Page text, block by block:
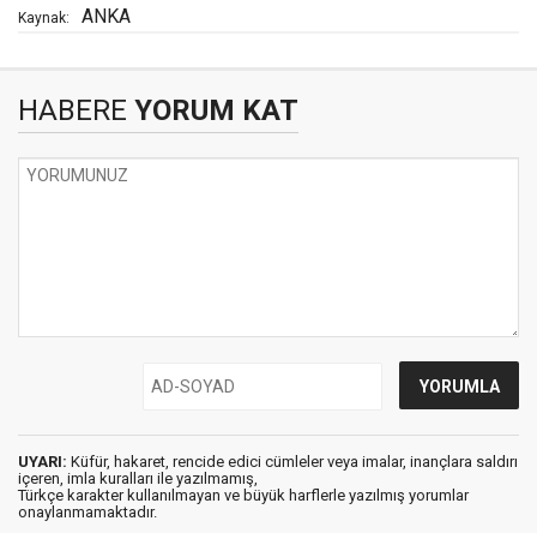
Kaynak: ANKA
HABERE YORUM KAT
UYARI: Küfür, hakaret, rencide edici cümleler veya imalar, inançlara saldırı
içeren, imla kuralları ile yazılmamış,
Türkçe karakter kullanılmayan ve büyük harflerle yazılmış yorumlar
onaylanmamaktadır.